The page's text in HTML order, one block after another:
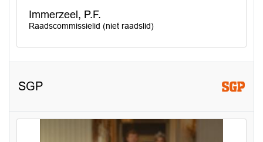
Immerzeel, P.F.
Raadscommissielid (niet raadslid)
SGP